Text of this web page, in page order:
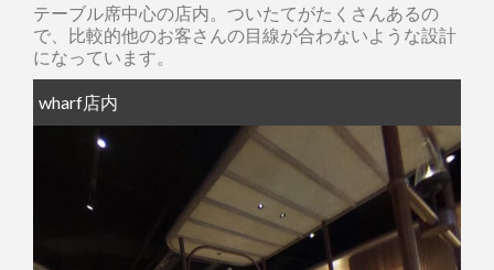
テーブル席中心の店内。ついたてがたくさんあるの
で、比較的他のお客さんの目線が合わないような設計
になっています。
wharf店内